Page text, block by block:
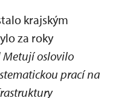
krajským
za roky
Metují oslovilo
prací na